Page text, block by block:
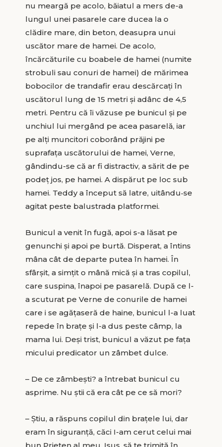
nu meargă pe acolo, băiatul a mers de-a
lungul unei pasarele care ducea la o
clădire mare, din beton, deasupra unui
uscător mare de hamei. De acolo,
încărcăturile cu boabele de hamei (numite
strobuli sau conuri de hamei) de mărimea
bobocilor de trandafir erau descărcați în
uscătorul lung de 15 metri și adânc de 4,5
metri. Pentru că îi văzuse pe bunicul și pe
unchiul lui mergând pe acea pasarelă, iar
pe alți muncitori coborând prăjini pe
suprafața uscătorului de hamei, Verne,
gândindu-se că ar fi distractiv, a sărit de pe
podeț jos, pe hamei. A dispărut pe loc sub
hamei. Teddy a început să latre, uitându‑se
agitat peste balustrada platformei.
Bunicul a venit în fugă, apoi s-a lăsat pe
genunchi și apoi pe burtă. Disperat, a întins
mâna cât de departe putea în hamei. În
sfârșit, a simțit o mână mică și a tras copilul,
care suspina, înapoi pe pasarelă. După ce l-
a scuturat pe Verne de conurile de hamei
care i se agățaseră de haine, bunicul l-a luat
repede în brațe și l-a dus peste câmp, la
mama lui. Deși trist, bunicul a văzut pe fața
micului predicator un zâmbet dulce.
– De ce zâmbești? a întrebat bunicul cu
asprime. Nu știi că era cât pe ce să mori?
– Ştiu, a răspuns copilul din brațele lui, dar
eram în siguranță, căci I-am cerut celui mai